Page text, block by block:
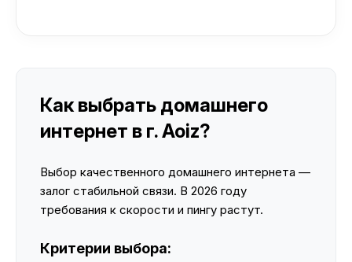
Как выбрать домашнего
интернет в г. Aoiz?
Выбор качественного домашнего интернета —
залог стабильной связи. В 2026 году
требования к скорости и пингу растут.
Критерии выбора: